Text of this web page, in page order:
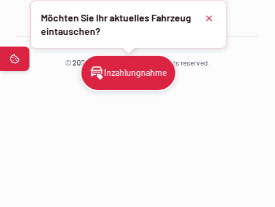
©2025 - 2026
AZF Gruppe. All rights reserved.
0.179.350
Inzahlungnahme
Möchten Sie Ihr aktuelles Fahrzeug
eintauschen?
Schließen